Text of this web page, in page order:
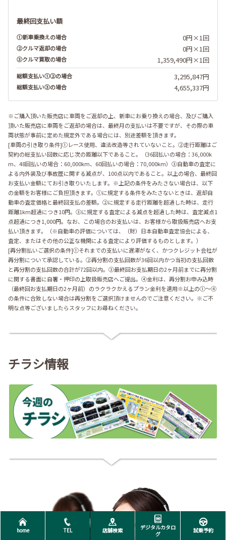
最終回支払い額
0円×1回
0円×1回
1,359,490円×1回
3,295,847円
4,655,337円
※ご購入頂いた販売店に車両をご返却の上、新車にお乗り換えの場合、及びご購入
頂いた販売店に車両をご返却の場合は、最終月の支払いは不要ですが、その際の車
両状態が事前に定めた規定外である場合には、別途差額を頂きます。
[車両の引き取り条件]①レース使用、違法改造等されていないこと。②走行距離はご
契約の総支払い回数に応じ次の距離以下であること。（36回払いの場合：36,000k
m、48回払いの場合：60,000km、60回払いの場合：70,000km）③自動車の査定に
よる内外装及び事故歴に関する減点が、100点以内であること。以上の場合、最終回
お支払い金額にてお引き取りいたします。※上記の条件をみたさない場合は、以下
の金額をお客様にご負担頂きます。①に規定する条件をみたさないときは、返却自
動車の査定価格と最終回支払の差額。②に規定する走行距離を超過した時は、走行
距離1km超過につき10円。③に規定する査定による減点を超過した時は、査定減点1
点超過につき1,000円。なお、この場合のお支払いは、お客様から取扱販売店へお支
払い頂きます。（※自動車の評価については、（財）日本自動車査定協会による、
査定、またはその他の公正な機関による査定により評価するものとします。）
[再分割払いご選択の条件]①それまでの支払いに遅滞がなく、かつクレジット会社が
再分割について承認している。②再分割の支払回数が36回以内かつ当初の支払回数
と再分割の支払回数の合計が72回以内。③最終回お支払期日の2ヶ月前までに再分割
に関する書面に自署・押印の上取扱販売店へご提出。④金利は、再分割お申み込時
（最終回お支払期日の2ヶ月前）のラクラクかえるプラン金利を適用※以上の①～④
の条件に合致しない場合は再分割をご選択頂けませんのでご注意ください。※ご不
明な点等ございましたらスタッフにお尋ねください。
チラシ情報
home TEL 店舗検索
デジタルカタロ
グ
試乗予約